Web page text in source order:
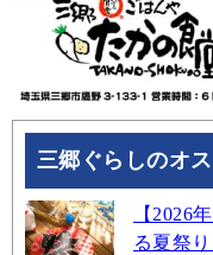
三郷ぐらしのオス
【2026
る夏祭